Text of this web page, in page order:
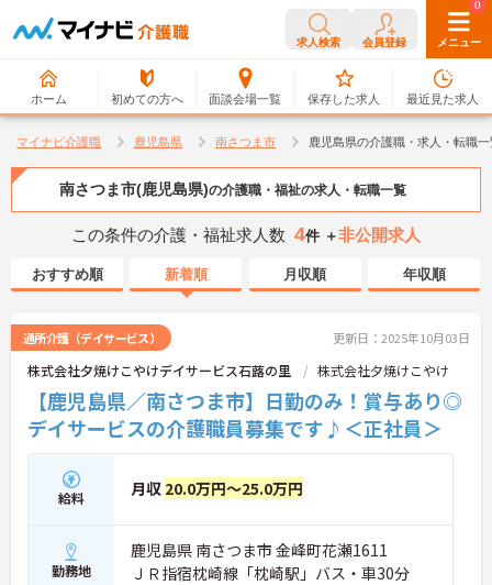
求人検索 会員登録 メニュー
ホーム 初めての方へ 面談会場一覧
0
保存した求人
0
最近見た求人
マイナビ介護職 鹿児島県 南さつま市 鹿児島県の介護職・求人・転職一
南さつま市(鹿児島県)の介護職・福祉の求人・転職一覧
この条件の介護・福祉求人数 4件 ＋非公開求人
おすすめ順 新着順 月収順 年収順
通所介護（デイサービス） 更新日：2025年10月03日
株式会社夕焼けこやけデイサービス石蕗の里 株式会社夕焼けこやけ
【鹿児島県／南さつま市】日勤のみ！賞与あり◎
デイサービスの介護職員募集です♪＜正社員＞
給料 月収 20.0万円～25.0万円
勤務地
鹿児島県 南さつま市 金峰町花瀬1611
ＪＲ指宿枕崎線「枕崎駅」バス・車30分